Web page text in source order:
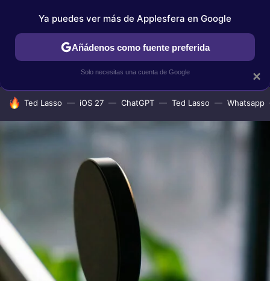
IPHONE TUTORIALES APPLESFERA SELECCIÓN
HOY SE HABLA DE
Ted Lasso iOS 27 ChatGPT Ted Lasso Whatsapp
×
Ya puedes ver más de Applesfera en Google
Añádenos como fuente preferida
Solo necesitas una cuenta de Google